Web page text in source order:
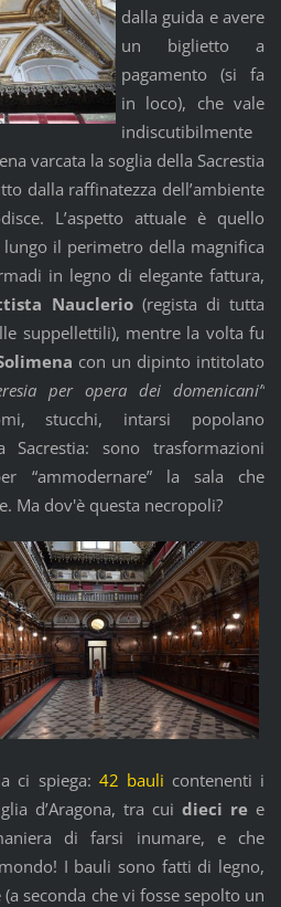
dalla guida e avere
un biglietto a
pagamento (si fa
in loco), che vale
indiscutibilmente
varcata la soglia della Sacrestia
dalla raffinatezza dell’ambiente
L’aspetto attuale è quello
il perimetro della magnifica
in legno di elegante fattura,
Nauclerio(regista di tutta
suppellettili), mentre la volta fu
con un dipinto intitolato
per opera dei domenicani”
stucchi, intarsi popolano
Sacrestia: sono trasformazioni
“ammodernare” la sala che
Ma dov'è questa necropoli?
ci spiega: 42 bauli contenenti i
d’Aragona, tra cuidieci re e
di farsi inumare, e che
I bauli sono fatti di legno,
seconda che vi fosse sepolto un